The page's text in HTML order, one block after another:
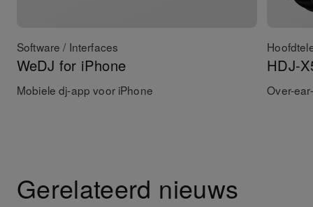
Software / Interfaces
WeDJ for iPhone
Mobiele dj-app voor iPhone
HDJ-
Over-
Gerelateerd nieuws